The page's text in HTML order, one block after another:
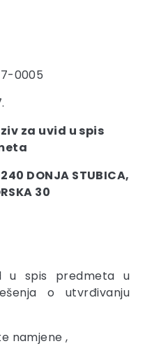
0005
za uvid u spis
DONJA STUBICA,
30
u spis predmeta u
o utvrđivanju
namjene ,